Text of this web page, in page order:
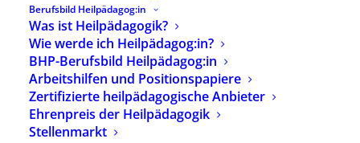
Berufsbild Heilpädagog:in
Was ist Heilpädagogik?
Wie werde ich Heilpädagog:in?
BHP-Berufsbild Heilpädagog:in
Arbeitshilfen und Positionspapiere
Zertifizierte heilpädagogische Anbieter
Ehrenpreis der Heilpädagogik
Stellenmarkt